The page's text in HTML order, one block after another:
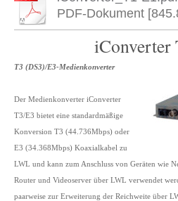
PDF-Dokument
iConverter
T3 (DS3)/E3-Medienkonverter
Der Medienkonverter iConverter
T3/E3 bietet eine standardmäßige
Konversion T3 (44.736Mbps) oder
E3 (34.368Mbps) Koaxialkabel zu
LWL und kann zum Anschluss von Geräten wie
Router und Videoserver über LWL verwendet
paarweise zur Erweiterung der Reichweite über